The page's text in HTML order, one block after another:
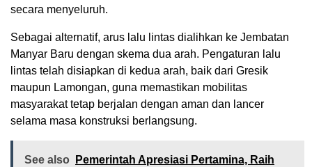
secara menyeluruh.
Sebagai alternatif, arus lalu lintas dialihkan ke Jembatan
Manyar Baru dengan skema dua arah. Pengaturan lalu
lintas telah disiapkan di kedua arah, baik dari Gresik
maupun Lamongan, guna memastikan mobilitas
masyarakat tetap berjalan dengan aman dan lancer
selama masa konstruksi berlangsung.
See also
Pemerintah Apresiasi Pertamina, Raih